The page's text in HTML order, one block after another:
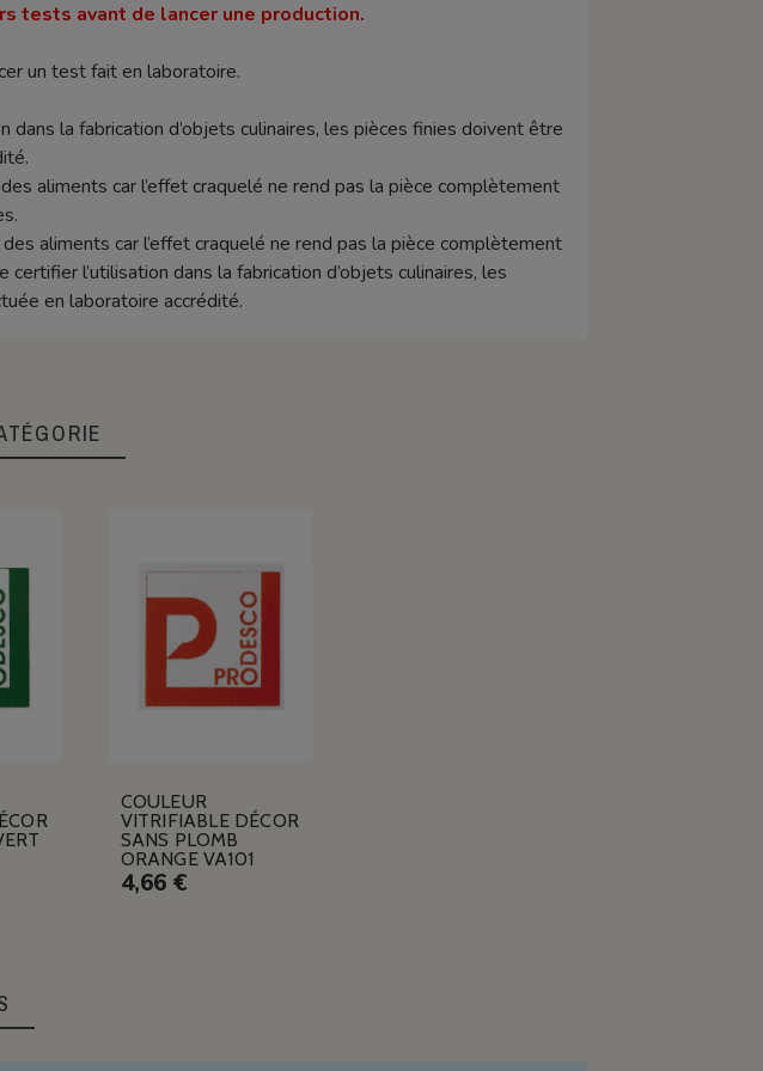
tests avant de lancer une production.
un test fait en laboratoire.
la fabrication d’objets culinaires, les pièces finies doivent être
aliments car l’effet craquelé ne rend pas la pièce complètement
aliments car l’effet craquelé ne rend pas la pièce complètement
l’utilisation dans la fabrication d’objets culinaires, les
en laboratoire accrédité.
COULEUR
VITRIFIABLE DÉCOR
SANS PLOMB
ORANGE VA101
4,66 €